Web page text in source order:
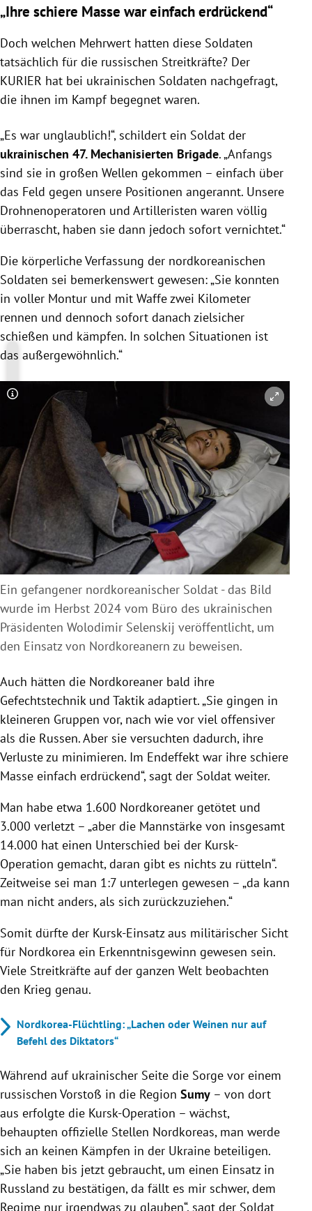
„Ihre schiere Masse war einfach erdrückend“
Doch welchen Mehrwert hatten diese Soldaten
tatsächlich für die russischen Streitkräfte? Der
KURIER hat bei ukrainischen Soldaten nachgefragt,
die ihnen im Kampf begegnet waren.
„Es war unglaublich!“, schildert ein Soldat der
ukrainischen 47. Mechanisierten Brigade. „Anfangs
sind sie in großen Wellen gekommen – einfach über
das Feld gegen unsere Positionen angerannt. Unsere
Drohnenoperatoren und Artilleristen waren völlig
überrascht, haben sie dann jedoch sofort vernichtet.“
Die körperliche Verfassung der nordkoreanischen
Soldaten sei bemerkenswert gewesen: „Sie konnten
in voller Montur und mit Waffe zwei Kilometer
rennen und dennoch sofort danach zielsicher
schießen und kämpfen. In solchen Situationen ist
das außergewöhnlich.“
Copyright-Hinweis öffnen/schließen
Ein gefangener nordkoreanischer Soldat - das Bild
wurde im Herbst 2024 vom Büro des ukrainischen
Präsidenten Wolodimir Selenskij veröffentlicht, um
den Einsatz von Nordkoreanern zu beweisen.
Auch hätten die Nordkoreaner bald ihre
Gefechtstechnik und Taktik adaptiert. „Sie gingen in
kleineren Gruppen vor, nach wie vor viel offensiver
als die Russen. Aber sie versuchten dadurch, ihre
Verluste zu minimieren. Im Endeffekt war ihre schiere
Masse einfach erdrückend“, sagt der Soldat weiter.
Man habe etwa 1.600 Nordkoreaner getötet und
3.000 verletzt – „aber die Mannstärke von insgesamt
14.000 hat einen Unterschied bei der Kursk-
Operation gemacht, daran gibt es nichts zu rütteln“.
Zeitweise sei man 1:7 unterlegen gewesen – „da kann
man nicht anders, als sich zurückzuziehen.“
Somit dürfte der Kursk-Einsatz aus militärischer Sicht
für Nordkorea ein Erkenntnisgewinn gewesen sein.
Viele Streitkräfte auf der ganzen Welt beobachten
den Krieg genau.
Nordkorea-Flüchtling: „Lachen oder Weinen nur auf
Befehl des Diktators“
Während auf ukrainischer Seite die Sorge vor einem
russischen Vorstoß in die Region Sumy – von dort
aus erfolgte die Kursk-Operation – wächst,
behaupten offizielle Stellen Nordkoreas, man werde
sich an keinen Kämpfen in der Ukraine beteiligen.
„Sie haben bis jetzt gebraucht, um einen Einsatz in
Russland zu bestätigen, da fällt es mir schwer, dem
Regime nur irgendwas zu glauben“, sagt der Soldat